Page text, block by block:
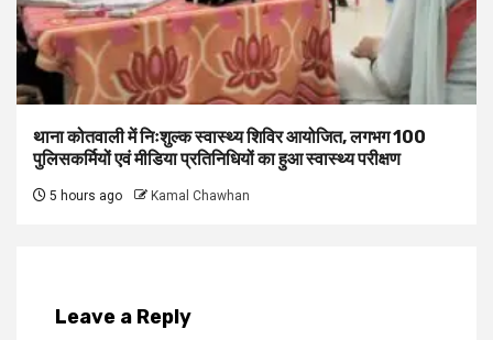
थाना कोतवाली में निःशुल्क स्वास्थ्य शिविर आयोजित, लगभग 100
पुलिसकर्मियों एवं मीडिया प्रतिनिधियों का हुआ स्वास्थ्य परीक्षण
5 hours ago Kamal Chawhan
Leave a Reply